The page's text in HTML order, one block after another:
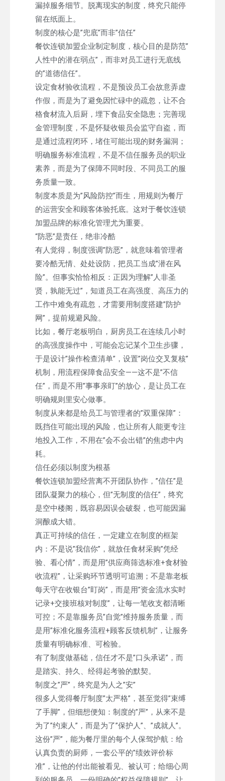
漏掉服务细节。脱离现实的制度，终究只能停
留在纸面上。
制度的核心是”兜底”而非”信任”
餐饮连锁加盟企业制定制度，核心目的是防范”
人性中的潜在弱点”，而非对员工进行无底线
的”道德信任”。
设定食材验收流程，不是预设员工会故意弄虚
作假，而是为了避免因忙碌中的疏忽，让不合
格食材流入后厨，埋下食品安全隐患；完善现
金管理制度，不是怀疑收银员会监守自盗，而
是通过流程闭环，堵住可能出现的财务漏洞；
明确服务标准流程，不是不信任服务员的职业
素养，而是为了保障不同时段、不同员工的服
务质量一致。
制度本质是为”风险防控”而生，用规则为餐厅
的运营安全和顾客体验托底。这对于餐饮连锁
加盟品牌的标准化管理尤为重要。
“防恶”是责任，绝非冷酷
有人觉得，制度强调”防恶”，就意味着管理者
要冷酷无情、处处设防，把员工当成”潜在风
险”。但事实恰恰相反：正因为理解”人非圣
贤，孰能无过”，知道员工在高强度、高压力的
工作中难免有疏忽，才需要用制度搭建”防护
网”，提前规避风险。
比如，餐厅老板明白，厨房员工在连续几小时
的高强度操作中，可能会忘记某个卫生步骤，
于是设计”操作检查清单”，设置”岗位交叉复核”
机制，用流程保障食品安全——这不是”不信
任”，而是不用”事事亲盯”的放心，是让员工在
明确规则里安心做事。
制度从来都是给员工与管理者的”双重保障”：
既挡住可能出现的风险，也让所有人能更专注
地投入工作，不用在”会不会出错”的焦虑中内
耗。
信任必须以制度为根基
餐饮连锁加盟经营离不开团队协作，”信任”是
团队凝聚力的核心，但”无制度的信任”，终究
是空中楼阁，既容易因误会破裂，也可能因漏
洞酿成大错。
真正可持续的信任，一定建立在制度的框架
内：不是说”我信你”，就放任食材采购”凭经
验、看心情”，而是用”供应商筛选标准+食材验
收流程”，让采购环节透明可追溯；不是靠老板
每天守在收银台”盯岗”，而是用”资金流水实时
记录+交接班核对制度”，让每一笔收支都清晰
可控；不是靠服务员”自觉”维持服务质量，而
是用”标准化服务流程+顾客反馈机制”，让服务
质量有明确标准、可检验。
有了制度做基础，信任才不是”口头承诺”，而
是踏实、持久、经得起考验的默契。
制度之”严”，终究是为人之”安”
很多人觉得餐厅制度”太严格”，甚至觉得”束缚
了手脚”，但细想便知：制度的”严”，从来不是
为了”约束人”，而是为了”保护人”、”成就人”。
这份”严”，能为餐厅里的每个人保驾护航：给
认真负责的厨师，一套公平的”绩效评价标
准”，让他的付出能被看见、被认可；给细心周